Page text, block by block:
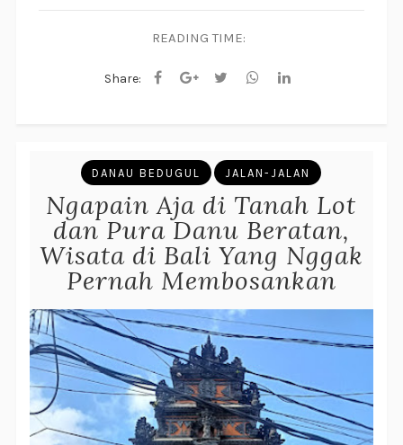
READING TIME:
Share:
DANAU BEDUGUL JALAN-JALAN
Ngapain Aja di Tanah Lot
dan Pura Danu Beratan,
Wisata di Bali Yang Nggak
Pernah Membosankan